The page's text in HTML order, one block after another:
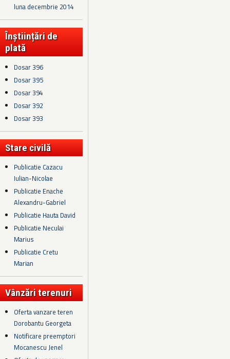
luna decembrie 2014
Înștiințări de
plată
Dosar 396
Dosar 395
Dosar 394
Dosar 392
Dosar 393
Stare civilă
Publicatie Cazacu
Iulian-Nicolae
Publicatie Enache
Alexandru-Gabriel
Publicatie Hauta David
Publicatie Neculai
Marius
Publicatie Cretu
Marian
Vânzări terenuri
Oferta vanzare teren
Dorobantu Georgeta
Notificare preemptori
Mocanescu Jenel